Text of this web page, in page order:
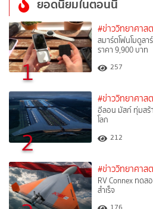
ยอดนิยมในตอนนี้
1
#ข่าววิทยาศาสต
สมาร์ตโฟนโมดูล
ราคา 9,900 บาท
257
2
#ข่าววิทยาศาสต
อีลอน มัสก์ ทุ่มสร้
โลก
212
#ข่าววิทยาศาสต
RV Connex ทดส
สำเร็จ